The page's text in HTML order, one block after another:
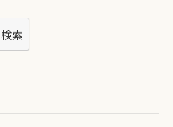
検索